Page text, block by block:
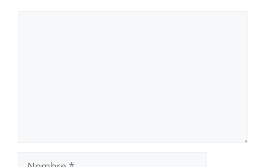
Nombre